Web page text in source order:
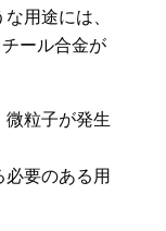
用途には、
ール合金が
微粒子が発生
要のある用